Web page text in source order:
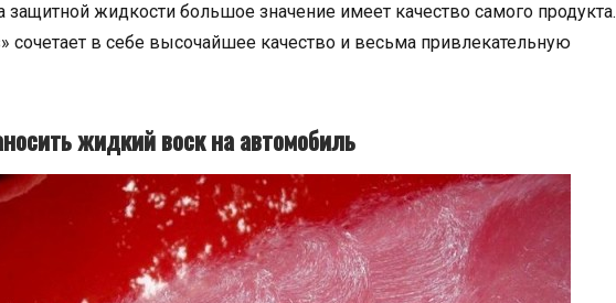
защитной жидкости большое значение имеет качество самого продукта.
сочетает в себе высочайшее качество и весьма привлекательную
жидкий воск на автомобиль